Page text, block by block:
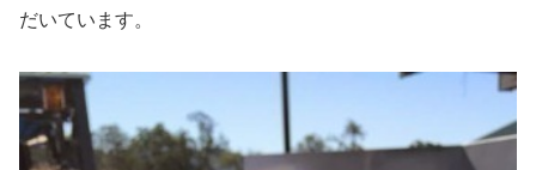
だいています。